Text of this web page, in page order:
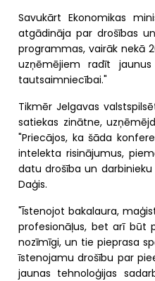
Savukārt Ekonomikas
atgādināja par drošības
programmas, vairāk nekā
uzņēmējiem radīt
tautsaimniecībai."
Tikmēr Jelgavas
satiekas zinātne,
"Priecājos, ka šāda
intelekta risinājumus,
datu drošība un
Daģis.
"Īstenojot bakalaura,
profesionāļus, bet arī būt
nozīmīgi, un tie pieprasa
īstenojamu drošību par
jaunas tehnoloģijas